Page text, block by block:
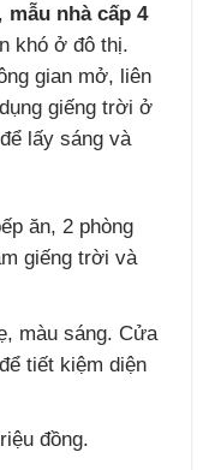
mẫu nhà cấp 4
khó ở đô thị.
gian mở, liên
giếng trời ở
lấy sáng và
ăn, 2 phòng
giếng trời và
màu sáng. Cửa
tiết kiệm diện
đồng.